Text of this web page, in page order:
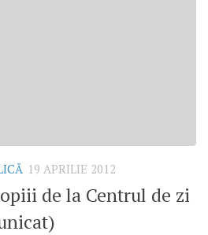
19 APRILIE 2012
de la Centrul de zi